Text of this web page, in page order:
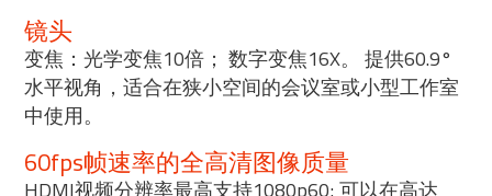
镜头
变焦：光学变焦10倍； 数字变焦16X。 提供60.9°
水平视角，适合在狭小空间的会议室或小型工作室
中使用。
60fps帧速率的全高清图像质量
HDMI视频分辨率最高支持1080p60; 可以在高达